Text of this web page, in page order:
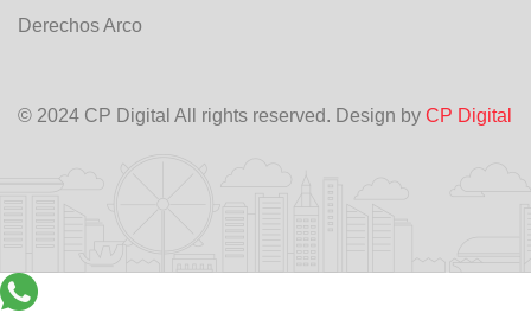
Derechos Arco
© 2024 CP Digital All rights reserved. Design by CP Digital